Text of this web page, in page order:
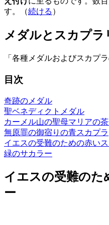
す。（続ける ）
メダルとスカプラ
「各種メダルおよびスカプ
目次
奇跡のメダル
聖ベネディクトメダル
カーメル山の聖母マリアの
無原罪の御宿りの青スカプラ
イエスの受難のための赤い
緑のサカラー
イエスの受難のた
ー